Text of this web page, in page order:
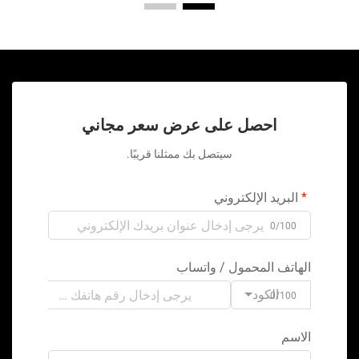
احصل على عرض سعر مجاني
سيتصل بك ممثلنا قريبًا.
البريد الإلكتروني
0/100
الهاتف المحمول / واتساب
الكود0/100
الاسم